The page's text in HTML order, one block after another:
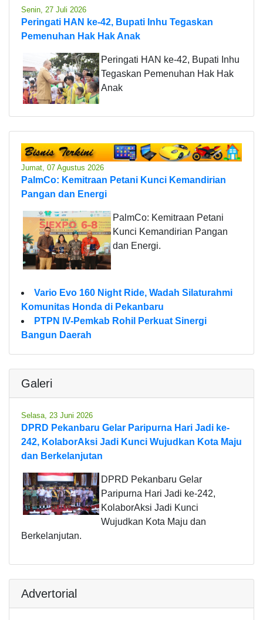
Senin, 27 Juli 2026
Peringati HAN ke-42, Bupati Inhu Tegaskan
Pemenuhan Hak Hak Anak
Peringati HAN ke-42, Bupati Inhu
Tegaskan Pemenuhan Hak Hak
Anak
Jumat, 07 Agustus 2026
PalmCo: Kemitraan Petani Kunci Kemandirian
Pangan dan Energi
PalmCo: Kemitraan Petani
Kunci Kemandirian Pangan
dan Energi.
Vario Evo 160 Night Ride, Wadah Silaturahmi
Komunitas Honda di Pekanbaru
PTPN IV-Pemkab Rohil Perkuat Sinergi
Bangun Daerah
Galeri
Selasa, 23 Juni 2026
DPRD Pekanbaru Gelar Paripurna Hari Jadi ke-
242, KolaborAksi Jadi Kunci Wujudkan Kota Maju
dan Berkelanjutan
DPRD Pekanbaru Gelar
Paripurna Hari Jadi ke-242,
KolaborAksi Jadi Kunci
Wujudkan Kota Maju dan
Berkelanjutan.
Advertorial